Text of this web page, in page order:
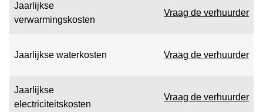
Jaarlijkse
verwarmingskosten
Vraag de verhuurder
Jaarlijkse waterkosten Vraag de verhuurder
Jaarlijkse
electriciteitskosten
Vraag de verhuurder